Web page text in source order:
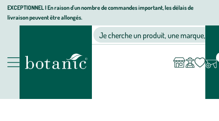
Aller
Aller
au
Aller
au
page
EXCEPTIONNEL I En raison d'un nombre de commandes important, les délais de
livraison peuvent être allongés.
Nos produits
Jardinerie écologique, animalerie, décoration, alimentation bio
Je cherche un produit, une marque, un
compte